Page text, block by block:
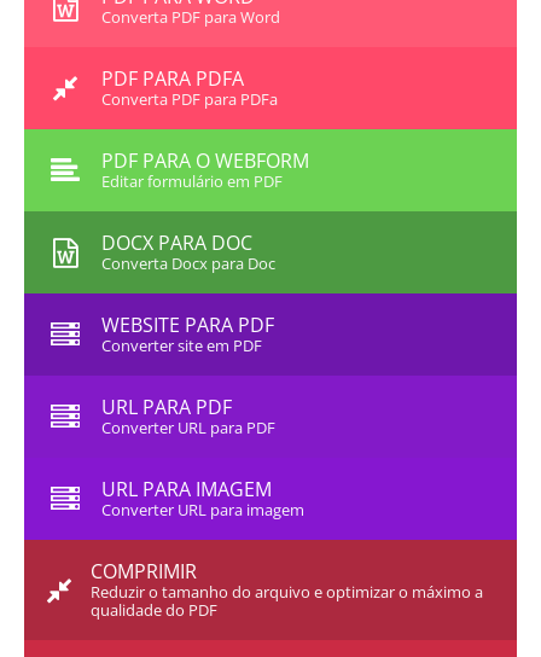
Converta PDF para Word
PDF PARA PDFA
Converta PDF para PDFa
PDF PARA O WEBFORM
Editar formulário em PDF
DOCX PARA DOC
Converta Docx para Doc
WEBSITE PARA PDF
Converter site em PDF
URL PARA PDF
Converter URL para PDF
URL PARA IMAGEM
Converter URL para imagem
COMPRIMIR
Reduzir o tamanho do arquivo e optimizar o máximo a
qualidade do PDF